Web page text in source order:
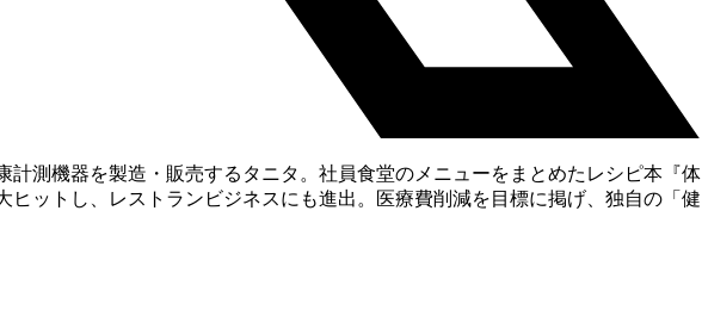
測機器を製造・販売するタニタ。社員食堂のメニューをまとめたレシピ本『体
ヒットし、レストランビジネスにも進出。医療費削減を目標に掲げ、独自の「健